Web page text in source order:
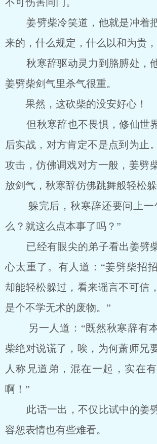
姜劈柴冷笑道，他就是冲着
来的，什么规定，什么以和为贵，
秋寒辞驱动灵力到胳膊处，
姜劈柴剑气里杀气很重。
果然，这砍柴的没安好心！
但秋寒辞也不畏惧，修仙世
后实战，对方肯定不是点到为止
攻击，仿佛调戏对方一般，姜劈
放剑气，秋寒辞仿佛跳舞般轻松躲
躲完后，秋寒辞还要问上一
么？就这么点本事了吗？”
已经有眼尖的弟子看出姜劈
心太重了。有人道：“姜劈柴招
却能轻松躲过，看来谣言不可信
是个不学无术的废物。”
另一人道：“既然秋寒辞有本
柴绝对说谎了，唉，为何萧师兄
人称兄道弟，混在一起，实在
啊！”
此话一出，不仅比试中的姜
容恕表情也有些难看。